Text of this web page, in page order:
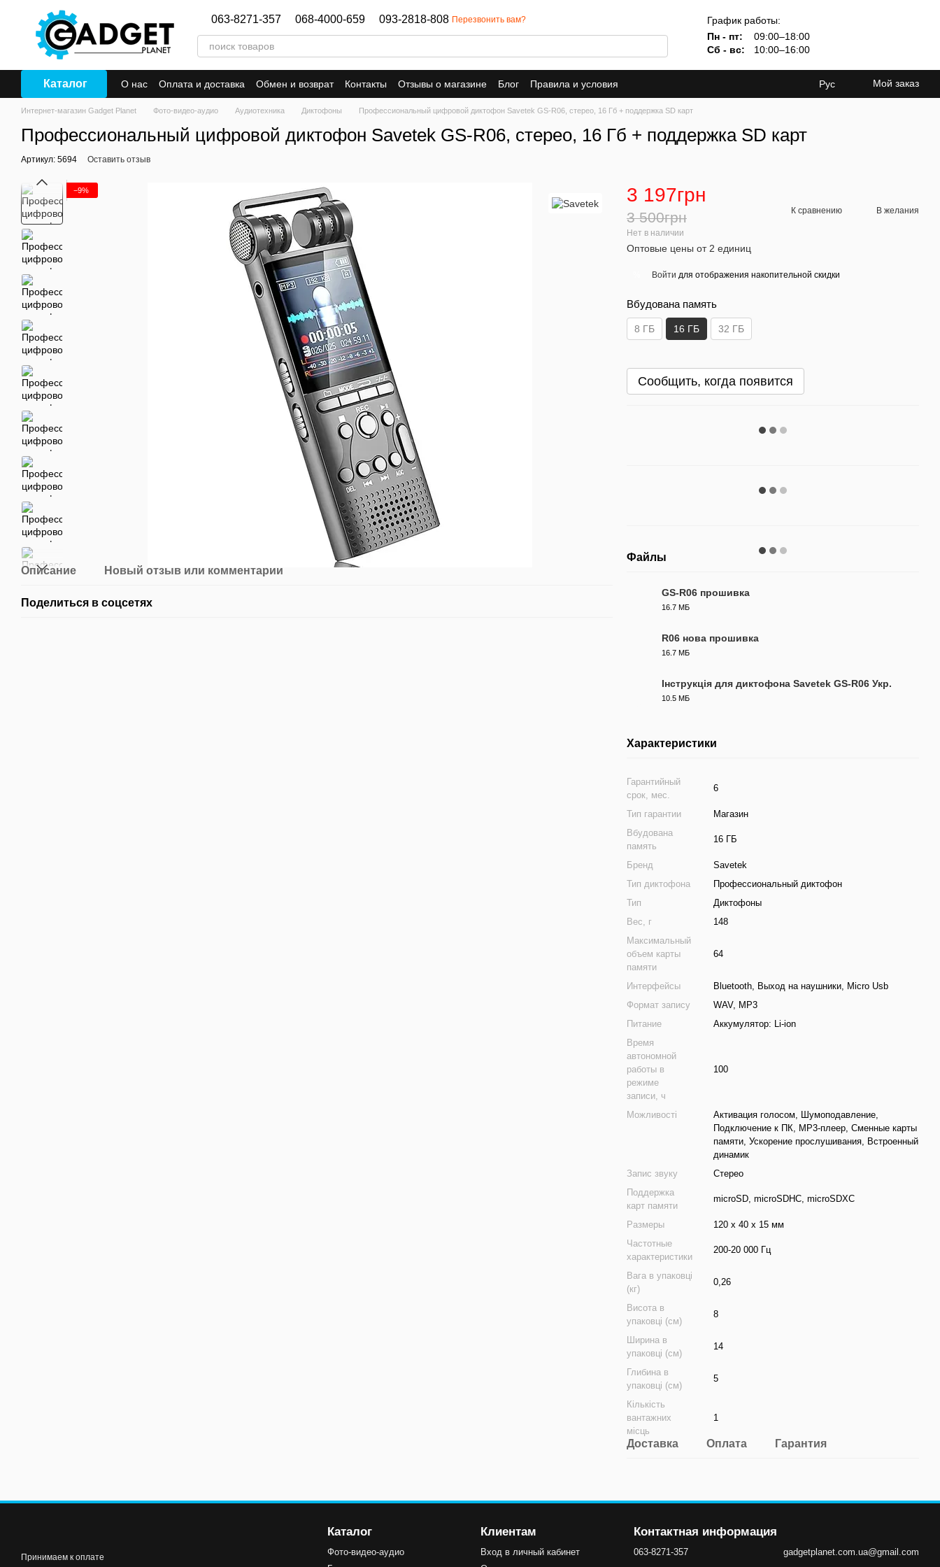
Перейти к основному контенту
063-8271-357 068-4000-659 093-2818-808 Перезвонить вам?
График работы:
Пн - пт:
09:00–18:00
Сб - вс:
10:00–16:00
Каталог О нас Оплата и доставка Обмен и возврат Контакты Отзывы о магазине Блог Правила и условия Рус Мой заказ
Интернет-магазин Gadget Planet Фото-видео-аудио Аудиотехника Диктофоны Профессиональный цифровой диктофон Savetek GS-R06, стерео, 16 Гб + поддержка SD карт
Профессиональный цифровой диктофон Savetek GS-R06, стерео, 16 Гб + поддержка SD карт
Артикул: 5694 Оставить отзыв
−9%
Описание Новый отзыв или комментарий
Поделиться в соцсетях
3 197грн
3 500грн
Нет в наличии
К сравнению В желания
Оптовые цены от 2 единиц
Войти для отображения накопительной скидки
Вбудована память
8 ГБ 16 ГБ 32 ГБ
Сообщить, когда появится
Файлы
GS-R06 прошивка
16.7 МБ
R06 нова прошивка
16.7 МБ
Інструкція для диктофона Savetek GS-R06 Укр.
10.5 МБ
Характеристики
Гарантийный
срок, мес.
6
Тип гарантии
Магазин
Вбудована
память
16 ГБ
Бренд
Savetek
Тип диктофона
Профессиональный диктофон
Тип
Диктофоны
Вес, г
148
Максимальный
объем карты
памяти
64
Интерфейсы
Bluetooth, Выход на наушники, Micro Usb
Формат запису
WAV, MP3
Питание
Аккумулятор: Li-ion
Время
автономной
работы в
режиме
записи, ч
100
Можливості
Активация голосом, Шумоподавление,
Подключение к ПК, MP3-плеер, Сменные карты
памяти, Ускорение прослушивания, Встроенный
динамик
Запис звуку
Стерео
Поддержка
карт памяти
microSD, microSDHC, microSDXC
Размеры
120 х 40 х 15 мм
Частотные
характеристики
200-20 000 Гц
Вага в упаковці
(кг)
0,26
Висота в
упаковці (см)
8
Ширина в
упаковці (см)
14
Глибина в
упаковці (см)
5
Кількість
вантажних
місць
1
Доставка Оплата Гарантия
Принимаем к оплате
Каталог
Фото-видео-аудио
Клиентам
Вход в личный кабинет
Контактная информация
063-8271-357
gadgetplanet.com.ua@gmail.com